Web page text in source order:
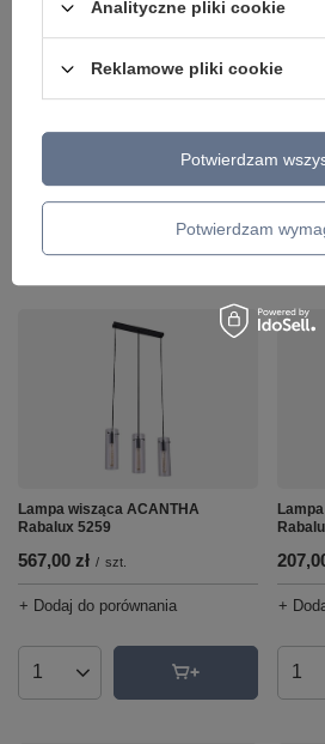
Lampa wisząca DARYL Rabalux
Ilość produktów
Lampa
+
Lampa wisząca ACANTHA
Rabalux 5259
567,00 zł / szt.
+ Dodaj do porównania
Ilość produktów
+
Analityczne pliki cookie
Reklamowe pliki cookie
Potwierdzam
Potwierdzam